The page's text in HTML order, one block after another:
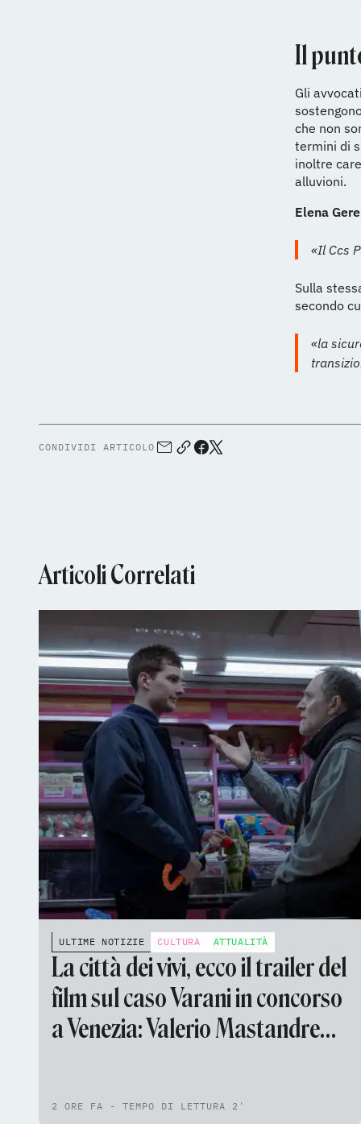
Il
Gli avvocati
che non
termini di
inoltre
alluvioni.
Elena
«Il Ccs
Sulla
secondo
«la
CONDIVIDI ARTICOLO
Articoli Correlati
ULTIME NOTIZIE CULTURA ATTUALITÀ
La città dei vivi, ecco il trailer del
film sul caso Varani in concorso
a Venezia: Valerio Mastandrea
2 ORE FA - TEMPO DI LETTURA 2'